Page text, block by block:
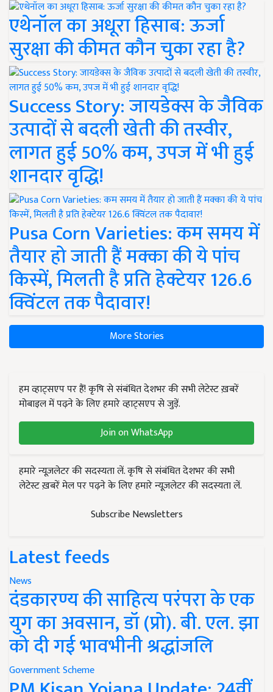
एथेनॉल का अधूरा हिसाब: ऊर्जा
सुरक्षा की कीमत कौन चुका रहा है?
Success Story: जायडेक्स के जैविक
उत्पादों से बदली खेती की तस्वीर,
लागत हुई 50% कम, उपज में भी हुई
शानदार वृद्धि!
Pusa Corn Varieties: कम समय में
तैयार हो जाती हैं मक्का की ये पांच
किस्में, मिलती है प्रति हेक्टेयर 126.6
क्विंटल तक पैदावार!
More Stories
हम व्हाट्सएप पर हैं! कृषि से संबंधित देशभर की सभी लेटेस्ट ख़बरें
मोबाइल में पढ़ने के लिए हमारे व्हाट्सएप से जुड़ें.
Join on WhatsApp
हमारे न्यूज़लेटर की सदस्यता लें. कृषि से संबंधित देशभर की सभी
लेटेस्ट ख़बरें मेल पर पढ़ने के लिए हमारे न्यूज़लेटर की सदस्यता लें.
Subscribe Newsletters
Latest feeds
News
दंडकारण्य की साहित्य परंपरा के एक
युग का अवसान, डॉ (प्रो). बी. एल. झा
को दी गई भावभीनी श्रद्धांजलि
Government Scheme